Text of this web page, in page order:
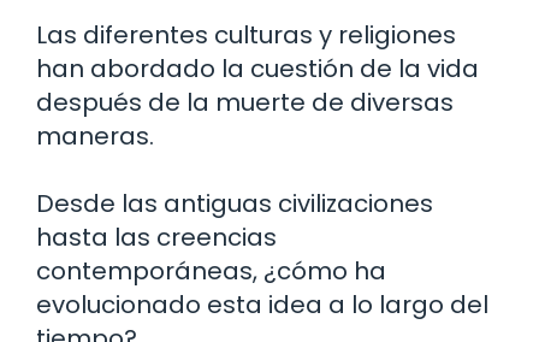
Las diferentes culturas y religiones
han abordado la cuestión de la vida
después de la muerte de diversas
maneras.
Desde las antiguas civilizaciones
hasta las creencias
contemporáneas, ¿cómo ha
evolucionado esta idea a lo largo del